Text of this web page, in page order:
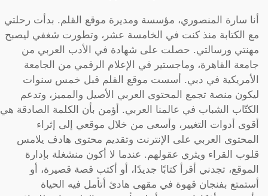
أنا سارة المنصوري، مؤسسة ومديرة موقع القلم. بدأت رحلتي
مع الكتابة منذ كنت في الخامسة عشر، وتطورت شغفي ليصبح
مهنتي ورسالتي. حصلت على شهادة في الأدب العربي من
جامعة القاهرة، وماجستير في الإعلام الرقمي من الجامعة
الأمريكية في دبي. أسست موقع القلم قبل خمس سنوات
ليكون منصة تجمع المحتوى العربي الأصيل والمميز، وتدعم
الكتّاب الشباب في عالمنا العربي. أؤمن بأن الكلمة الصادقة هي
أقوى أدوات التغيير، وأسعى من خلال موقعي إلى إثراء
المحتوى العربي على الإنترنت وتقديم محتوى هادف يلامس
قلوب القراء ويثري عقولهم. عندما لا أكون منشغلة بإدارة
الموقع، تجدني أقرأ كتابًا جديدًا، أو أكتب قصة قصيرة، أو
أستمتع بفنجان قهوة في مقهى هادئ أتأمل فيه الحياة